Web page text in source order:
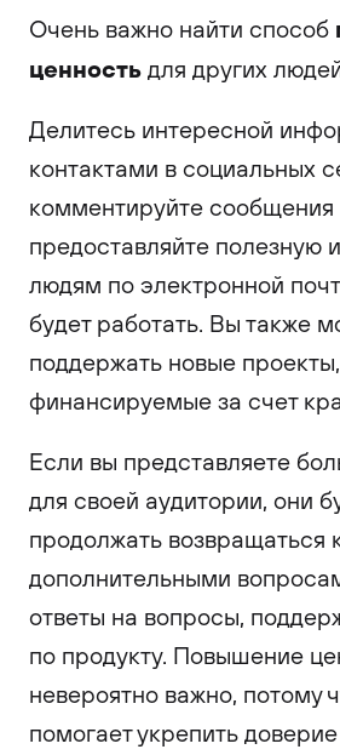
Очень важно найти способ
ценность для других
Делитесь интересной
контактами в социальных
комментируйте сообщения
предоставляйте
людям по электронной
будет работать. Вы также
поддержать новые проекты,
финансируемые за счет
Если вы представляете
для своей аудитории, они
продолжать возвращаться
дополнительными
ответы на вопросы,
по продукту. Повышение
невероятно важно, потому
помогает укрепить